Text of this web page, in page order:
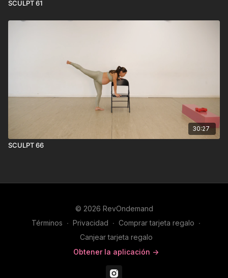
SCULPT 61
30:27
SCULPT 66
© 2026 RevOndemand
Términos ∙ Privacidad ∙ Comprar tarjeta regalo ∙
Canjear tarjeta regalo
Obtener la aplicación ->